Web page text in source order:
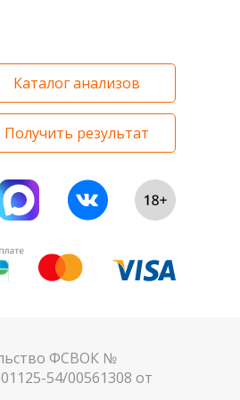
Каталог анализов
Получить результат
ФСВОК №
54/00561308 от